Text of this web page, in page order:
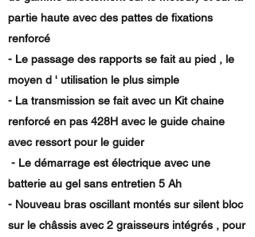
partie haute avec des pattes de fixations
renforcé
- Le passage des rapports se fait au pied , le
moyen d ' utilisation le plus simple
- La transmission se fait avec un Kit chaine
renforcé en pas 428H avec le guide chaine
avec ressort pour le guider
- Le démarrage est électrique avec une
batterie au gel sans entretien 5 Ah
- Nouveau bras oscillant montés sur silent bloc
sur le châssis avec 2 graisseurs intégrés , pour